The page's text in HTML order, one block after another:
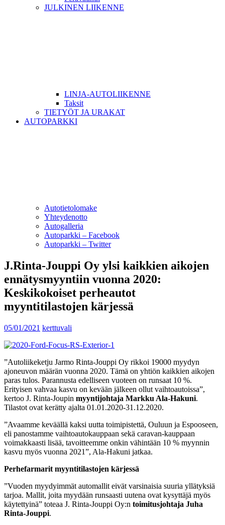
JULKINEN LIIKENNE
LINJA-AUTOLIIKENNE
Taksit
TIETYÖT JA URAKAT
AUTOPARKKI
Autotietolomake
Yhteydenotto
Autogalleria
Autoparkki – Facebook
Autoparkki – Twitter
J.Rinta-Jouppi Oy ylsi kaikkien aikojen
ennätysmyyntiin vuonna 2020:
Keskikokoiset perheautot
myyntitilastojen kärjessä
05/01/2021 kerttuvali
”Autoliikeketju Jarmo Rinta-Jouppi Oy rikkoi 19000 myydyn
ajoneuvon määrän vuonna 2020. Tämä on yhtiön kaikkien aikojen
paras tulos. Parannusta edelliseen vuoteen on runsaat 10 %.
Erityisen vahvaa kasvu on kevään jälkeen ollut vaihtoautoissa”,
kertoo J. Rinta-Joupin myyntijohtaja Markku Ala-Hakuni.
Tilastot ovat kerätty ajalta 01.01.2020-31.12.2020.
”Avaamme keväällä kaksi uutta toimipistettä, Ouluun ja Espooseen,
eli panostamme vaihtoautokauppaan sekä caravan-kauppaan
voimakkaasti lisää, tavoitteemme onkin vähintään 10 % myynnin
kasvu myös vuonna 2021”, Ala-Hakuni jatkaa.
Perhefarmarit myyntitilastojen kärjessä
”Vuoden myydyimmät automallit eivät varsinaisia suuria yllätyksiä
tarjoa. Mallit, joita myydään runsaasti uutena ovat kysyttäjä myös
käytettyinä” toteaa J. Rinta-Jouppi Oy:n toimitusjohtaja Juha
Rinta-Jouppi.